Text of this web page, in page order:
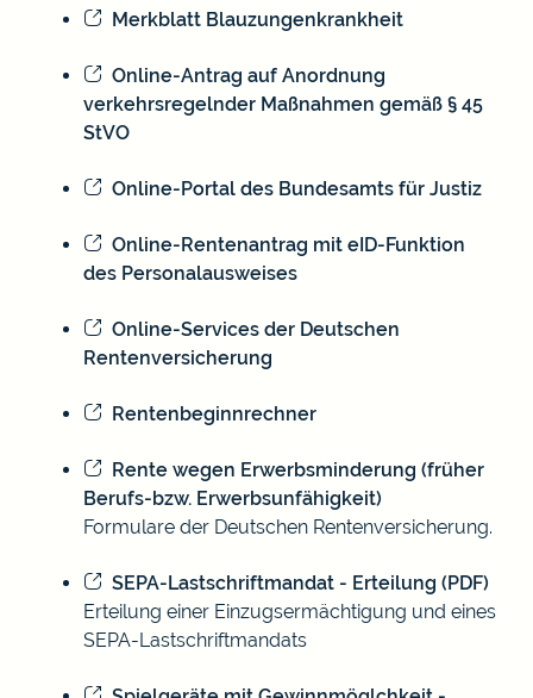
Merkblatt Blauzungenkrankheit
Online-Antrag auf Anordnung
verkehrsregelnder Maßnahmen gemäß § 45
StVO
Online-Portal des Bundesamts für Justiz
Online-Rentenantrag mit eID-Funktion
des Personalausweises
Online-Services der Deutschen
Rentenversicherung
Rentenbeginnrechner
Rente wegen Erwerbsminderung (früher
Berufs-bzw. Erwerbsunfähigkeit)
Formulare der Deutschen Rentenversicherung.
SEPA-Lastschriftmandat - Erteilung (PDF)
Erteilung einer Einzugsermächtigung und eines
SEPA-Lastschriftmandats